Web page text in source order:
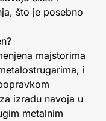
što je posebno
majstorima
i
izradu navoja u
metalnim